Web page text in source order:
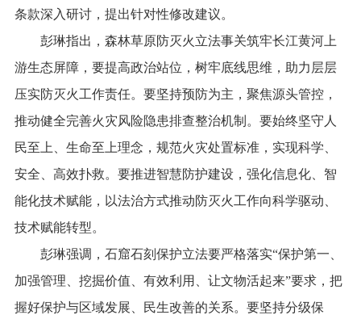
条款深入研讨，提出针对性修改建议。
彭琳指出，森林草原防灭火立法事关筑牢长江黄河上
游生态屏障，要提高政治站位，树牢底线思维，助力层层
压实防灭火工作责任。要坚持预防为主，聚焦源头管控，
推动健全完善火灾风险隐患排查整治机制。要始终坚守人
民至上、生命至上理念，规范火灾处置标准，实现科学、
安全、高效扑救。要推进智慧防护建设，强化信息化、智
能化技术赋能，以法治方式推动防灭火工作向科学驱动、
技术赋能转型。
彭琳强调，石窟石刻保护立法要严格落实“保护第一、
加强管理、挖掘价值、有效利用、让文物活起来”要求，把
握好保护与区域发展、民生改善的关系。要坚持分级保